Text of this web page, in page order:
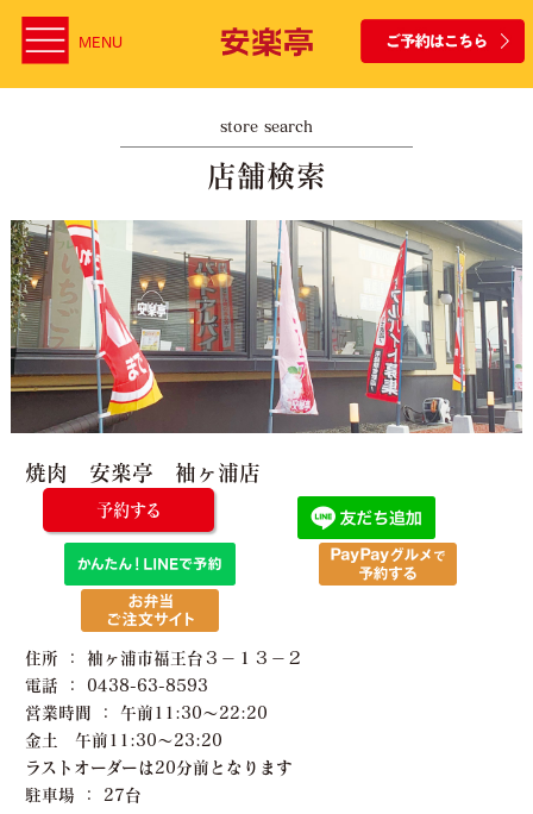
MENU
store search
店舗検索
焼肉 安楽亭 袖ヶ浦店
予約する
住所 ： 袖ヶ浦市福王台３−１３−２
電話 ： 0438-63-8593
営業時間 ： 午前11:30〜22:20
金土 午前11:30〜23:20
ラストオーダーは20分前となります
駐車場 ： 27台